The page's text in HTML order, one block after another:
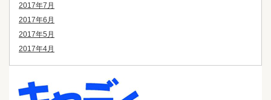
2017年7月
2017年6月
2017年5月
2017年4月